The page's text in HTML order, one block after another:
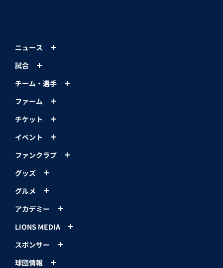
ニュース
試合
チーム・選手
ファーム
チケット
イベント
ファンクラブ
グッズ
グルメ
アカデミー
LIONS MEDIA
スポンサー
球団情報